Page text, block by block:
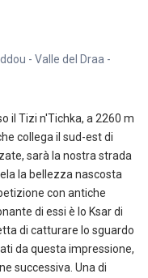
- Valle del Draa -
il Tizi n'Tichka, a 2260 m
collega il sud-est di
sarà la nostra strada
la bellezza nascosta
con antiche
di essi è lo Ksar di
di catturare lo sguardo
da questa impressione,
successiva. Una di